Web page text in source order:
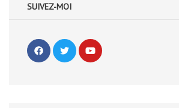
SUIVEZ-MOI